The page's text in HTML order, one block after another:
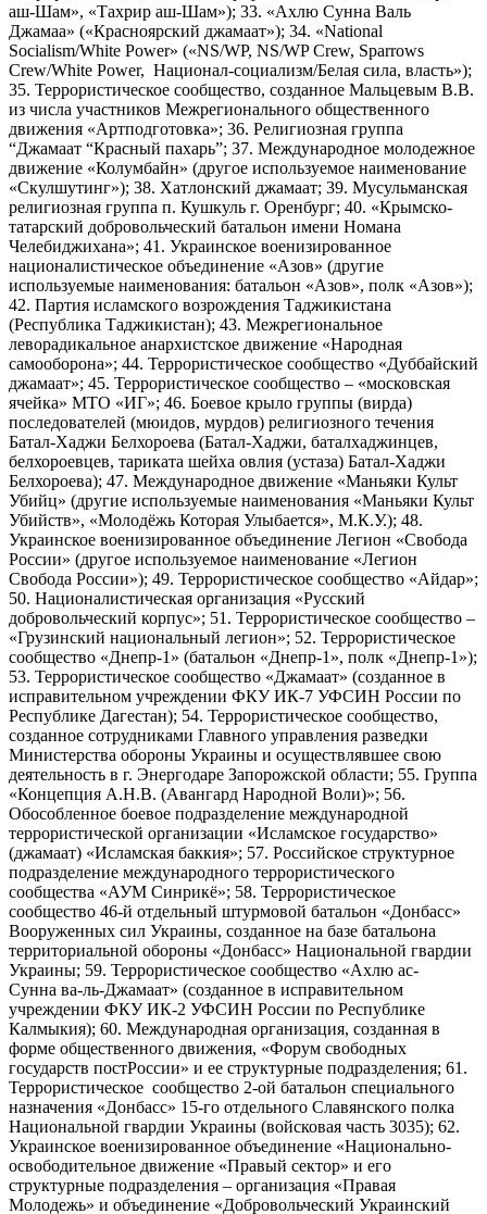
аш-Шам», «Тахрир аш-Шам»); 33. «Ахлю Сунна Валь
Джамаа» («Красноярский джамаат»); 34. «National
Socialism/White Power» («NS/WP, NS/WP Crew, Sparrows
Crew/White Power, Национал-социализм/Белая сила, власть»);
35. Террористическое сообщество, созданное Мальцевым В.В.
из числа участников Межрегионального общественного
движения «Артподготовка»; 36. Религиозная группа
“Джамаат “Красный пахарь”; 37. Международное молодежное
движение «Колумбайн» (другое используемое наименование
«Скулшутинг»); 38. Хатлонский джамаат; 39. Мусульманская
религиозная группа п. Кушкуль г. Оренбург; 40. «Крымско-
татарский добровольческий батальон имени Номана
Челебиджихана»; 41. Украинское военизированное
националистическое объединение «Азов» (другие
используемые наименования: батальон «Азов», полк «Азов»);
42. Партия исламского возрождения Таджикистана
(Республика Таджикистан); 43. Межрегиональное
леворадикальное анархистское движение «Народная
самооборона»; 44. Террористическое сообщество «Дуббайский
джамаат»; 45. Террористическое сообщество – «московская
ячейка» МТО «ИГ»; 46. Боевое крыло группы (вирда)
последователей (мюидов, мурдов) религиозного течения
Батал-Хаджи Белхороева (Батал-Хаджи, баталхаджинцев,
белхороевцев, тариката шейха овлия (устаза) Батал-Хаджи
Белхороева); 47. Международное движение «Маньяки Культ
Убийц» (другие используемые наименования «Маньяки Культ
Убийств», «Молодёжь Которая Улыбается», М.К.У.); 48.
Украинское военизированное объединение Легион «Свобода
России» (другое используемое наименование «Легион
Свобода России»); 49. Террористическое сообщество «Айдар»;
50. Националистическая организация «Русский
добровольческий корпус»; 51. Террористическое сообщество –
«Грузинский национальный легион»; 52. Террористическое
сообщество «Днепр-1» (батальон «Днепр-1», полк «Днепр-1»);
53. Террористическое сообщество «Джамаат» (созданное в
исправительном учреждении ФКУ ИК-7 УФСИН России по
Республике Дагестан); 54. Террористическое сообщество,
созданное сотрудниками Главного управления разведки
Министерства обороны Украины и осуществлявшее свою
деятельность в г. Энергодаре Запорожской области; 55. Группа
«Концепция А.Н.В. (Авангард Народной Воли)»; 56.
Обособленное боевое подразделение международной
террористической организации «Исламское государство»
(джамаат) «Исламская баккия»; 57. Российское структурное
подразделение международного террористического
сообщества «АУМ Синрикё»; 58. Террористическое
сообщество 46-й отдельный штурмовой батальон «Донбасс»
Вооруженных сил Украины, созданное на базе батальона
территориальной обороны «Донбасс» Национальной гвардии
Украины; 59. Террористическое сообщество «Ахлю ас-
Сунна ва-ль-Джамаат» (созданное в исправительном
учреждении ФКУ ИК-2 УФСИН России по Республике
Калмыкия); 60. Международная организация, созданная в
форме общественного движения, «Форум свободных
государств постРоссии» и ее структурные подразделения; 61.
Террористическое сообщество 2-ой батальон специального
назначения «Донбасс» 15-го отдельного Славянского полка
Национальной гвардии Украины (войсковая часть 3035); 62.
Украинское военизированное объединение «Национально-
освободительное движение «Правый сектор» и его
структурные подразделения – организация «Правая
Молодежь» и объединение «Добровольческий Украинский